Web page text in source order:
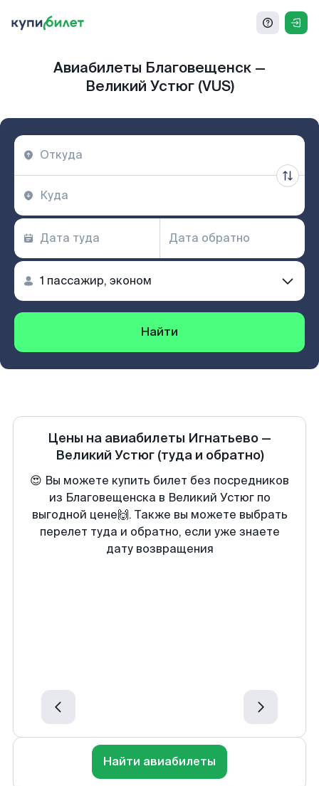
Авиабилеты Благовещенск —
Великий Устюг (VUS)
Найти
Цены на авиабилеты Игнатьево —
Великий Устюг (туда и обратно)
😍 Вы можете купить билет без посредников
из Благовещенска в Великий Устюг по
выгодной цене🙌. Также вы можете выбрать
перелет туда и обратно, если уже знаете
дату возвращения
Найти авиабилеты